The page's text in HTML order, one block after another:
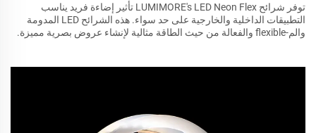
توفر شرائح LUMIMORE's LED Neon Flex تأثير إضاءة فريد يناسب
التطبيقات الداخلية والخارجية على حد سواء. هذه الشرائح LED المدومة
والم-flexible والفعالة من حيث الطاقة مثالية لإنشاء عروض بصرية مميزة.